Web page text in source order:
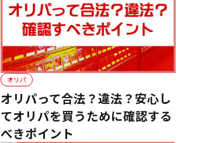
オリパ
オリパって合法？違法？安心し
てオリパを買うために確認する
べきポイント